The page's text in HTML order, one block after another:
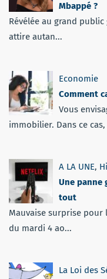
Mbappé ?
Révélée au grand
attire autan...
Economie
Comment
Vous
immobilier. Dans ce
A LA UNE,
Une panne
tout
Mauvaise surprise pour
du mardi 4 ao...
La Loi des